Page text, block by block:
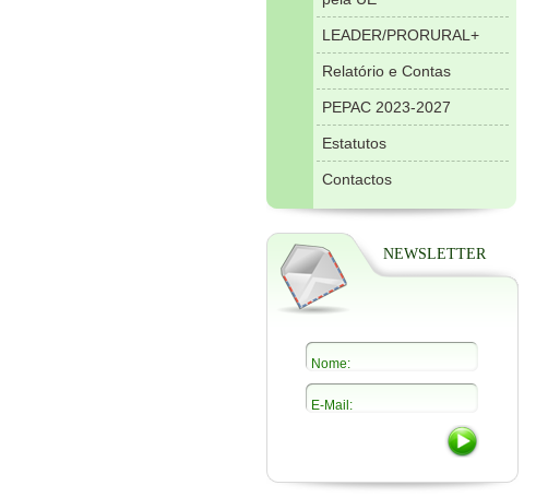
LEADER/PRORURAL+
Relatório e Contas
PEPAC 2023-2027
Estatutos
Contactos
NEWSLETTER